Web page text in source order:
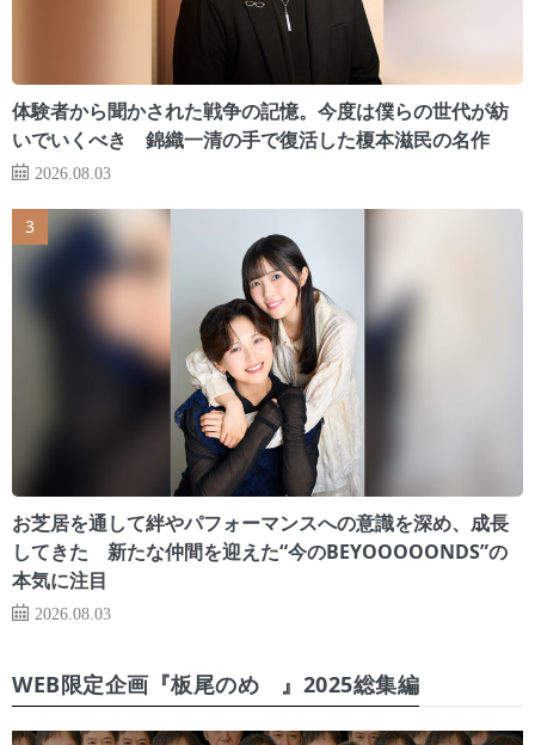
体験者から聞かされた戦争の記憶。今度は僕らの世代が紡
いでいくべき 錦織一清の手で復活した榎本滋民の名作
2026.08.03
お芝居を通して絆やパフォーマンスへの意識を深め、成長
してきた 新たな仲間を迎えた“今のBEYOOOOONDS”の
本気に注目
2026.08.03
WEB限定企画『板尾のめ゙』2025総集編